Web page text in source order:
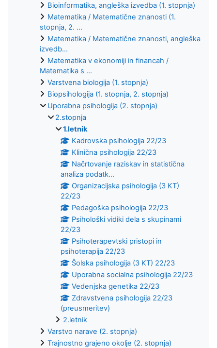
Bioinformatika, angleška izvedba (1. stopnja)
Matematika / Matematične znanosti (1.
stopnja, 2. ...
Matematika / Matematične znanosti, angleška
izvedb...
Matematika v ekonomiji in financah /
Matematika s ...
Varstvena biologija (1. stopnja)
Biopsihologija (1. stopnja, 2. stopnja)
Uporabna psihologija (2. stopnja)
2.stopnja
1.letnik
Kadrovska psihologija 22/23
Klinična psihologija 22/23
Načrtovanje raziskav in statistična
analiza podatk...
Organizacijska psihologija (3 KT)
22/23
Pedagoška psihologija 22/23
Psihološki vidiki dela s skupinami
22/23
Psihoterapevtski pristopi in
psihoterapija 22/23
Šolska psihologija (3 KT) 22/23
Uporabna socialna psihologija 22/23
Vedenjska genetika 22/23
Zdravstvena psihologija 22/23
(preusmeritev)
2.letnik
Varstvo narave (2. stopnja)
Trajnostno grajeno okolje (2. stopnja)